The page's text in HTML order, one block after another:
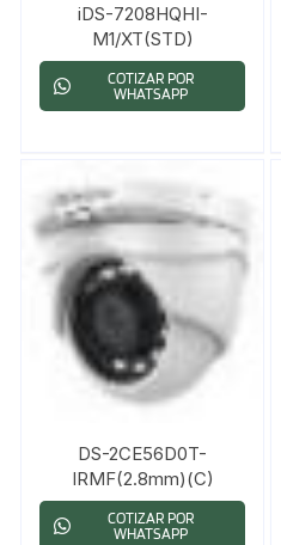
iDS-7208HQHI-
M1/XT(STD)
COTIZAR POR
WHATSAPP
DS-2CE56D0T-
IRMF(2.8mm)(C)
COTIZAR POR
WHATSAPP